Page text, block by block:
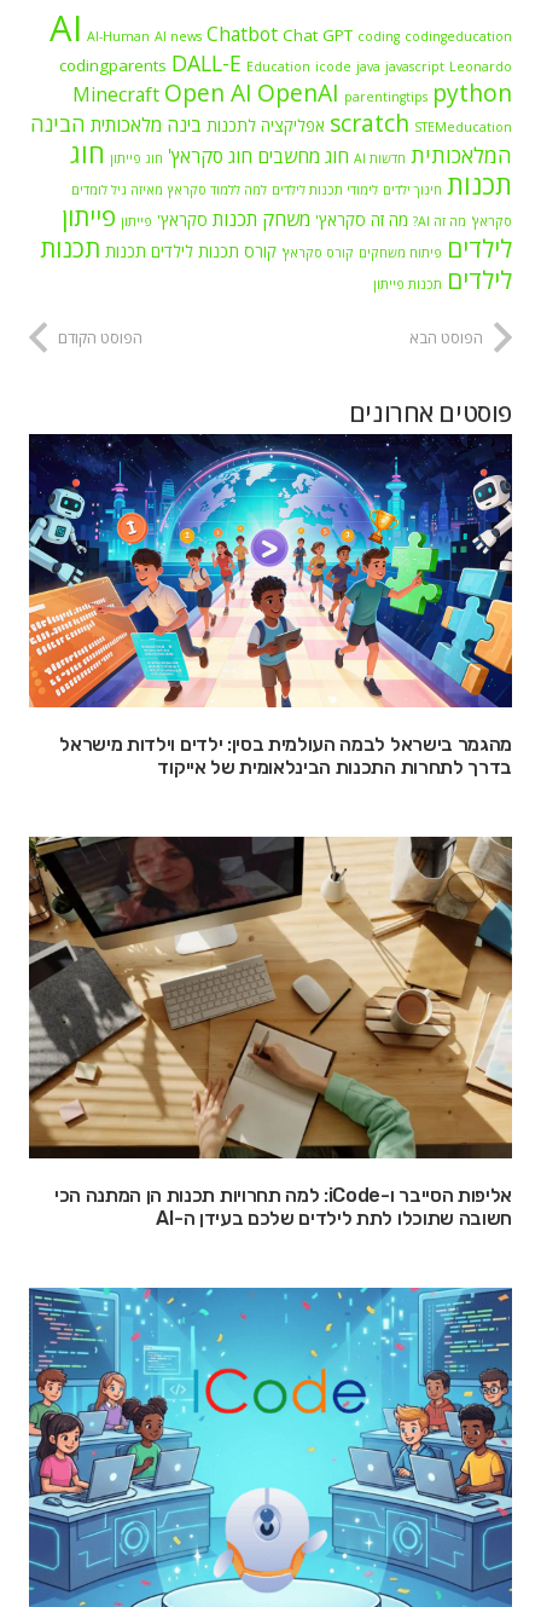
AI AI-Human AI news Chatbot Chat GPT coding codingeducation
codingparents DALL-E Education icode java javascript Leonardo
Minecraft Open AI OpenAI parentingtips python
scratch STEMeducation אפליקציה לתכנות בינה מלאכותית הבינה
המלאכותית חדשות AI חוג מחשבים חוג סקראץ' חוג פייתון חוג
תכנות חינוך ילדים לימודי תכנות לילדים למה ללמוד סקראץ מאיזה גיל לומדים
סקראץ' מה זה AI? מה זה סקראץ' משחק תכנות סקראץ' פייתון פייתון
לילדים פיתוח משחקים קורס סקראץ' קורס תכנות לילדים תכנות תכנות
לילדים תכנות פייתון
הפוסט הקודם הפוסט הבא
פוסטים אחרונים
מהגמר בישראל לבמה העולמית בסין: ילדים וילדות מישראל
בדרך לתחרות התכנות הבינלאומית של אייקוד
אליפות הסייבר ו-iCode: למה תחרויות תכנות הן המתנה הכי
חשובה שתוכלו לתת לילדים שלכם בעידן ה-AI